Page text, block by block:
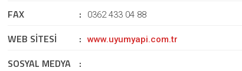
FAX : 0362 433 04 88
WEB SİTESİ : www.uyumyapi.com.tr
SOSYAL MEDYA :